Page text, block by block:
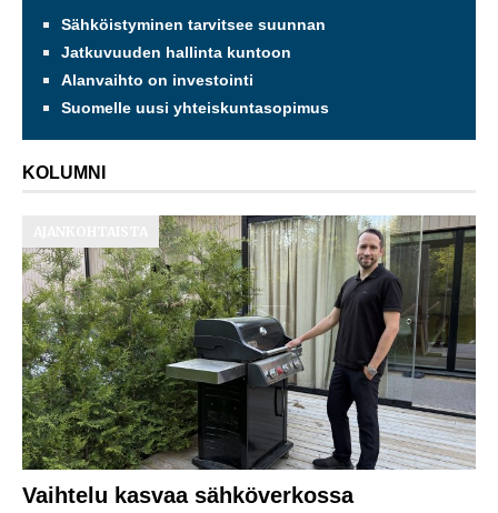
Sähköistyminen tarvitsee suunnan
Jatkuvuuden hallinta kuntoon
Alanvaihto on investointi
Suomelle uusi yhteiskuntasopimus
KOLUMNI
Vaihtelu kasvaa sähköverkossa